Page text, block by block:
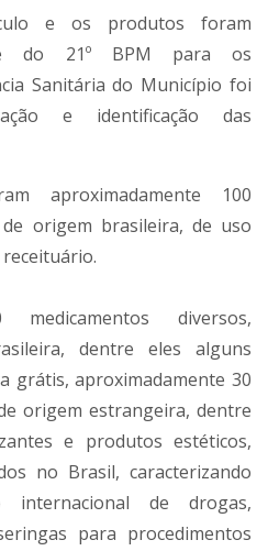
e os produtos foram
do 21º BPM para os
Sanitária do Município foi
e identificação das
aproximadamente 100
de origem brasileira, de uso
medicamentos diversos,
dentre eles alguns
grátis, aproximadamente 30
origem estrangeira, dentre
e produtos estéticos,
no Brasil, caracterizando
internacional de drogas,
para procedimentos